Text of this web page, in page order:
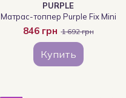
PURPLE
Матрас-топпер Purple Fix Mini
846 грн 1 692 грн
Купить